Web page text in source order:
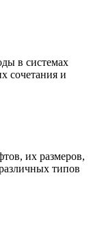
в системах
сочетания и
их размеров,
типов